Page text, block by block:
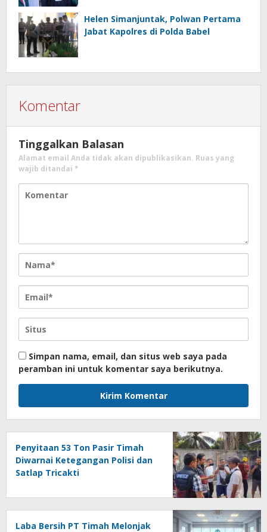
Helen Simanjuntak, Polwan Pertama
Jabat Kapolres di Polda Babel
Komentar
Tinggalkan Balasan
Alamat email Anda tidak akan dipublikasikan. Ruas yang
wajib ditandai *
Simpan nama, email, dan situs web saya pada
peramban ini untuk komentar saya berikutnya.
Penyitaan 53 Ton Pasir Timah
Diwarnai Ketegangan Polisi dan
Satlap Tricakti
Laba Bersih PT Timah Melonjak